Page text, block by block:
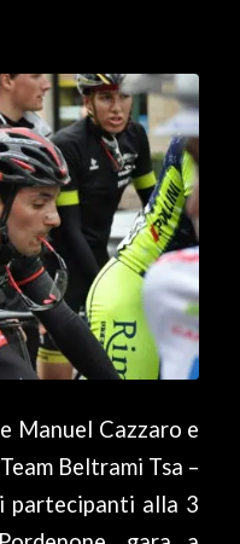
Manuel Cazzaro e
Beltrami Tsa –
partecipanti alla 3